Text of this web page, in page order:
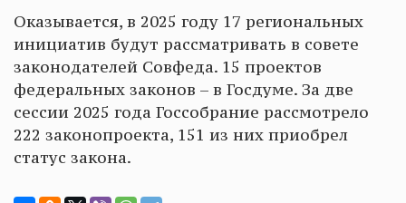
Оказывается, в 2025 году 17 региональных
инициатив будут рассматривать в совете
законодателей Совфеда. 15 проектов
федеральных законов – в Госдуме. За две
сессии 2025 года Госсобрание рассмотрело
222 законопроекта, 151 из них приобрел
статус закона.